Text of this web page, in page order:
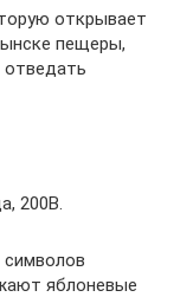
открывает
пещеры,
200В.
яблоневые